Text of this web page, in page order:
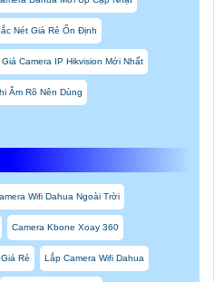
Nét Giá Rẻ Ổn Định
Camera IP Hikvision Mới Nhất
Âm Rõ Nên Dùng
Wifi Dahua Ngoài Trời
Camera Kbone Xoay 360
Rẻ Lắp Camera Wifi Dahua